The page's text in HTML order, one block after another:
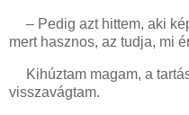
– Pedig azt hittem, aki
mert hasznos, az tudja, mi
Kihúztam magam, a
visszavágtam.